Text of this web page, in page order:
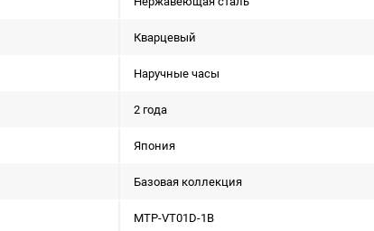
Кварцевый
Наручные часы
2 года
Япония
Базовая коллекция
MTP-VT01D-1B